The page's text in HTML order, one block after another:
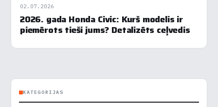
02.07.2026
2026. gada Honda Civic: Kurš modelis ir
piemērots tieši jums? Detalizēts ceļvedis
KATEGORIJAS